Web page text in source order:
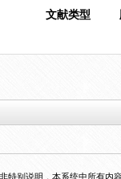
文献类型
特别说明，本系统中所有内